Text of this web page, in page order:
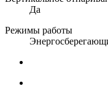
Да
Режимы работы